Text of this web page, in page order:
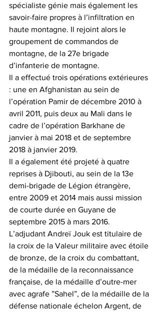
spécialiste génie mais également les
savoir-faire propres à l’infiltration en
haute montagne. Il rejoint alors le
groupement de commandos de
montagne, de la 27e brigade
d’infanterie de montagne.
Il a effectué trois opérations extérieures
: une en Afghanistan au sein de
l’opération Pamir de décembre 2010 à
avril 2011, puis deux au Mali dans le
cadre de l’opération Barkhane de
janvier à mai 2018 et de septembre
2018 à janvier 2019.
Il a également été projeté à quatre
reprises à Djibouti, au sein de la 13e
demi-brigade de Légion étrangère,
entre 2009 et 2014 mais aussi mission
de courte durée en Guyane de
septembre 2015 à mars 2016.
L’adjudant Andreï Jouk est titulaire de
la croix de la Valeur militaire avec étoile
de bronze, de la croix du combattant,
de la médaille de la reconnaissance
française, de la médaille d’outre-mer
avec agrafe ”Sahel”, de la médaille de la
défense nationale échelon Argent, de